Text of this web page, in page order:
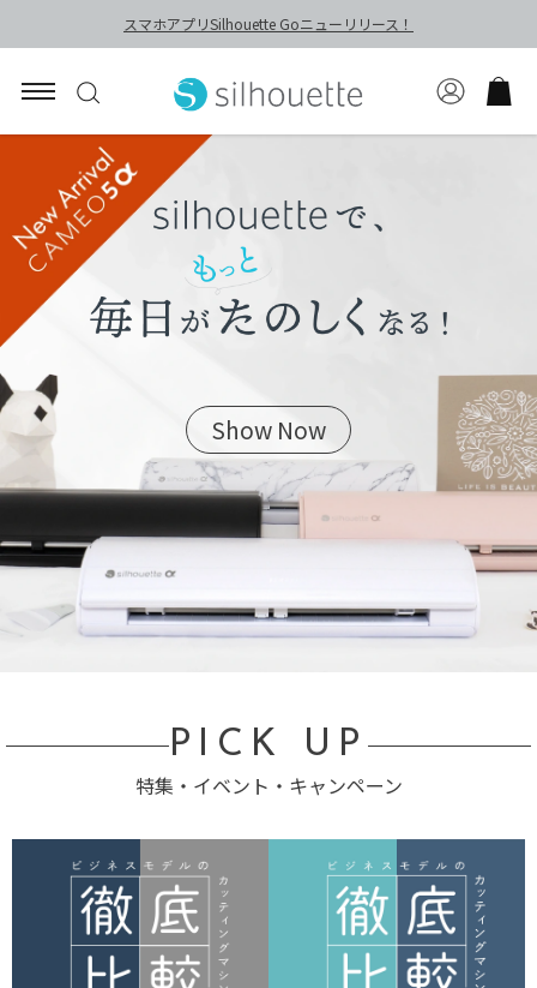
スマホアプリSilhouette Goニューリリース！
Show Now
PICK UP
特集・イベント・キャンペーン